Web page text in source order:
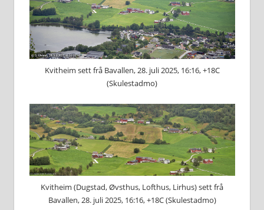
Kvitheim sett frå Bavallen, 28. juli 2025, 16:16, +18C
(Skulestadmo)
Kvitheim (Dugstad, Øvsthus, Lofthus, Lirhus) sett frå
Bavallen, 28. juli 2025, 16:16, +18C (Skulestadmo)